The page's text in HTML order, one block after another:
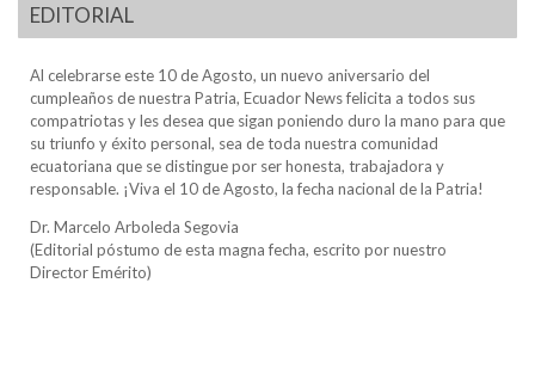
EDITORIAL
Al celebrarse este 10 de Agosto, un nuevo aniversario del
cumpleaños de nuestra Patria, Ecuador News felicita a todos sus
compatriotas y les desea que sigan poniendo duro la mano para que
su triunfo y éxito personal, sea de toda nuestra comunidad
ecuatoriana que se distingue por ser honesta, trabajadora y
responsable. ¡Viva el 10 de Agosto, la fecha nacional de la Patria!
Dr. Marcelo Arboleda Segovia
(Editorial póstumo de esta magna fecha, escrito por nuestro
Director Emérito)